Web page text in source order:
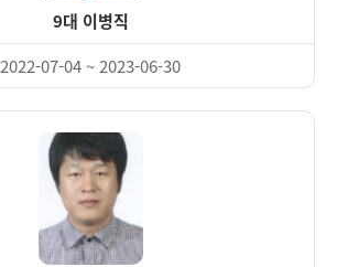
9대 이병직
2022-07-04 ~ 2023-06-30